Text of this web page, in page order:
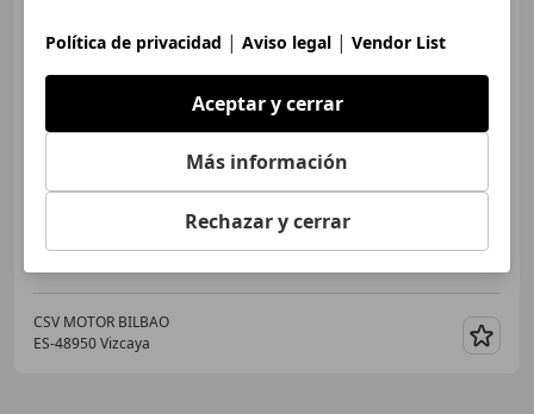
122 ACTIVE TECH COMPACTO
€ 14.850
Sincomparación
113.366 km
CSV MOTOR BILBAO
ES-48950 Vizcaya
Política de privacidad | Aviso legal | Vendor List
Aceptar y cerrar
Más información
Rechazar y cerrar